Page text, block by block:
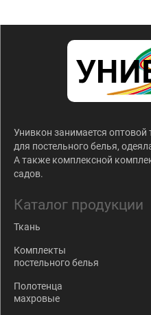
Унивкон занимается оптовой
для постельного белья,
А также комплексной
садов.
Каталог продукции
Ткань
Комплекты
постельного белья
Полотенца
махровые